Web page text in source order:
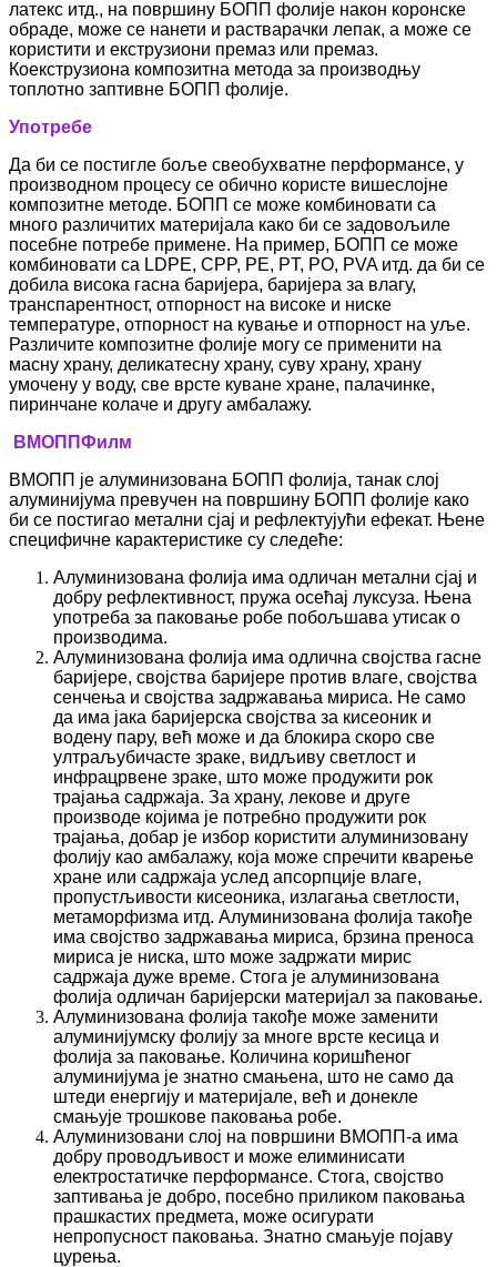
латекс итд., на површину БОПП фолије након коронске
обраде, може се нанети и растварачки лепак, а може се
користити и екструзиони премаз или премаз.
Коекструзиона композитна метода за производњу
топлотно заптивне БОПП фолије.
Употребе
Да би се постигле боље свеобухватне перформансе, у
производном процесу се обично користе вишеслојне
композитне методе. БОПП се може комбиновати са
много различитих материјала како би се задовољиле
посебне потребе примене. На пример, БОПП се може
комбиновати са LDPE, CPP, PE, PT, PO, PVA итд. да би се
добила висока гасна баријера, баријера за влагу,
транспарентност, отпорност на високе и ниске
температуре, отпорност на кување и отпорност на уље.
Различите композитне фолије могу се применити на
масну храну, деликатесну храну, суву храну, храну
умочену у воду, све врсте куване хране, палачинке,
пиринчане колаче и другу амбалажу.
ВМОППФилм
ВМОПП је алуминизована БОПП фолија, танак слој
алуминијума превучен на површину БОПП фолије како
би се постигао метални сјај и рефлектујући ефекат. Њене
специфичне карактеристике су следеће:
Алуминизована фолија има одличан метални сјај и
добру рефлективност, пружа осећај луксуза. Њена
употреба за паковање робе побољшава утисак о
производима.
Алуминизована фолија има одлична својства гасне
баријере, својства баријере против влаге, својства
сенчења и својства задржавања мириса. Не само
да има јака баријерска својства за кисеоник и
водену пару, већ може и да блокира скоро све
ултраљубичасте зраке, видљиву светлост и
инфрацрвене зраке, што може продужити рок
трајања садржаја. За храну, лекове и друге
производе којима је потребно продужити рок
трајања, добар је избор користити алуминизовану
фолију као амбалажу, која може спречити кварење
хране или садржаја услед апсорпције влаге,
пропустљивости кисеоника, излагања светлости,
метаморфизма итд. Алуминизована фолија такође
има својство задржавања мириса, брзина преноса
мириса је ниска, што може задржати мирис
садржаја дуже време. Стога је алуминизована
фолија одличан баријерски материјал за паковање.
Алуминизована фолија такође може заменити
алуминијумску фолију за многе врсте кесица и
фолија за паковање. Количина коришћеног
алуминијума је знатно смањена, што не само да
штеди енергију и материјале, већ и донекле
смањује трошкове паковања робе.
Алуминизовани слој на површини ВМОПП-а има
добру проводљивост и може елиминисати
електростатичке перформансе. Стога, својство
заптивања је добро, посебно приликом паковања
прашкастих предмета, може осигурати
непропусност паковања. Знатно смањује појаву
цурења.